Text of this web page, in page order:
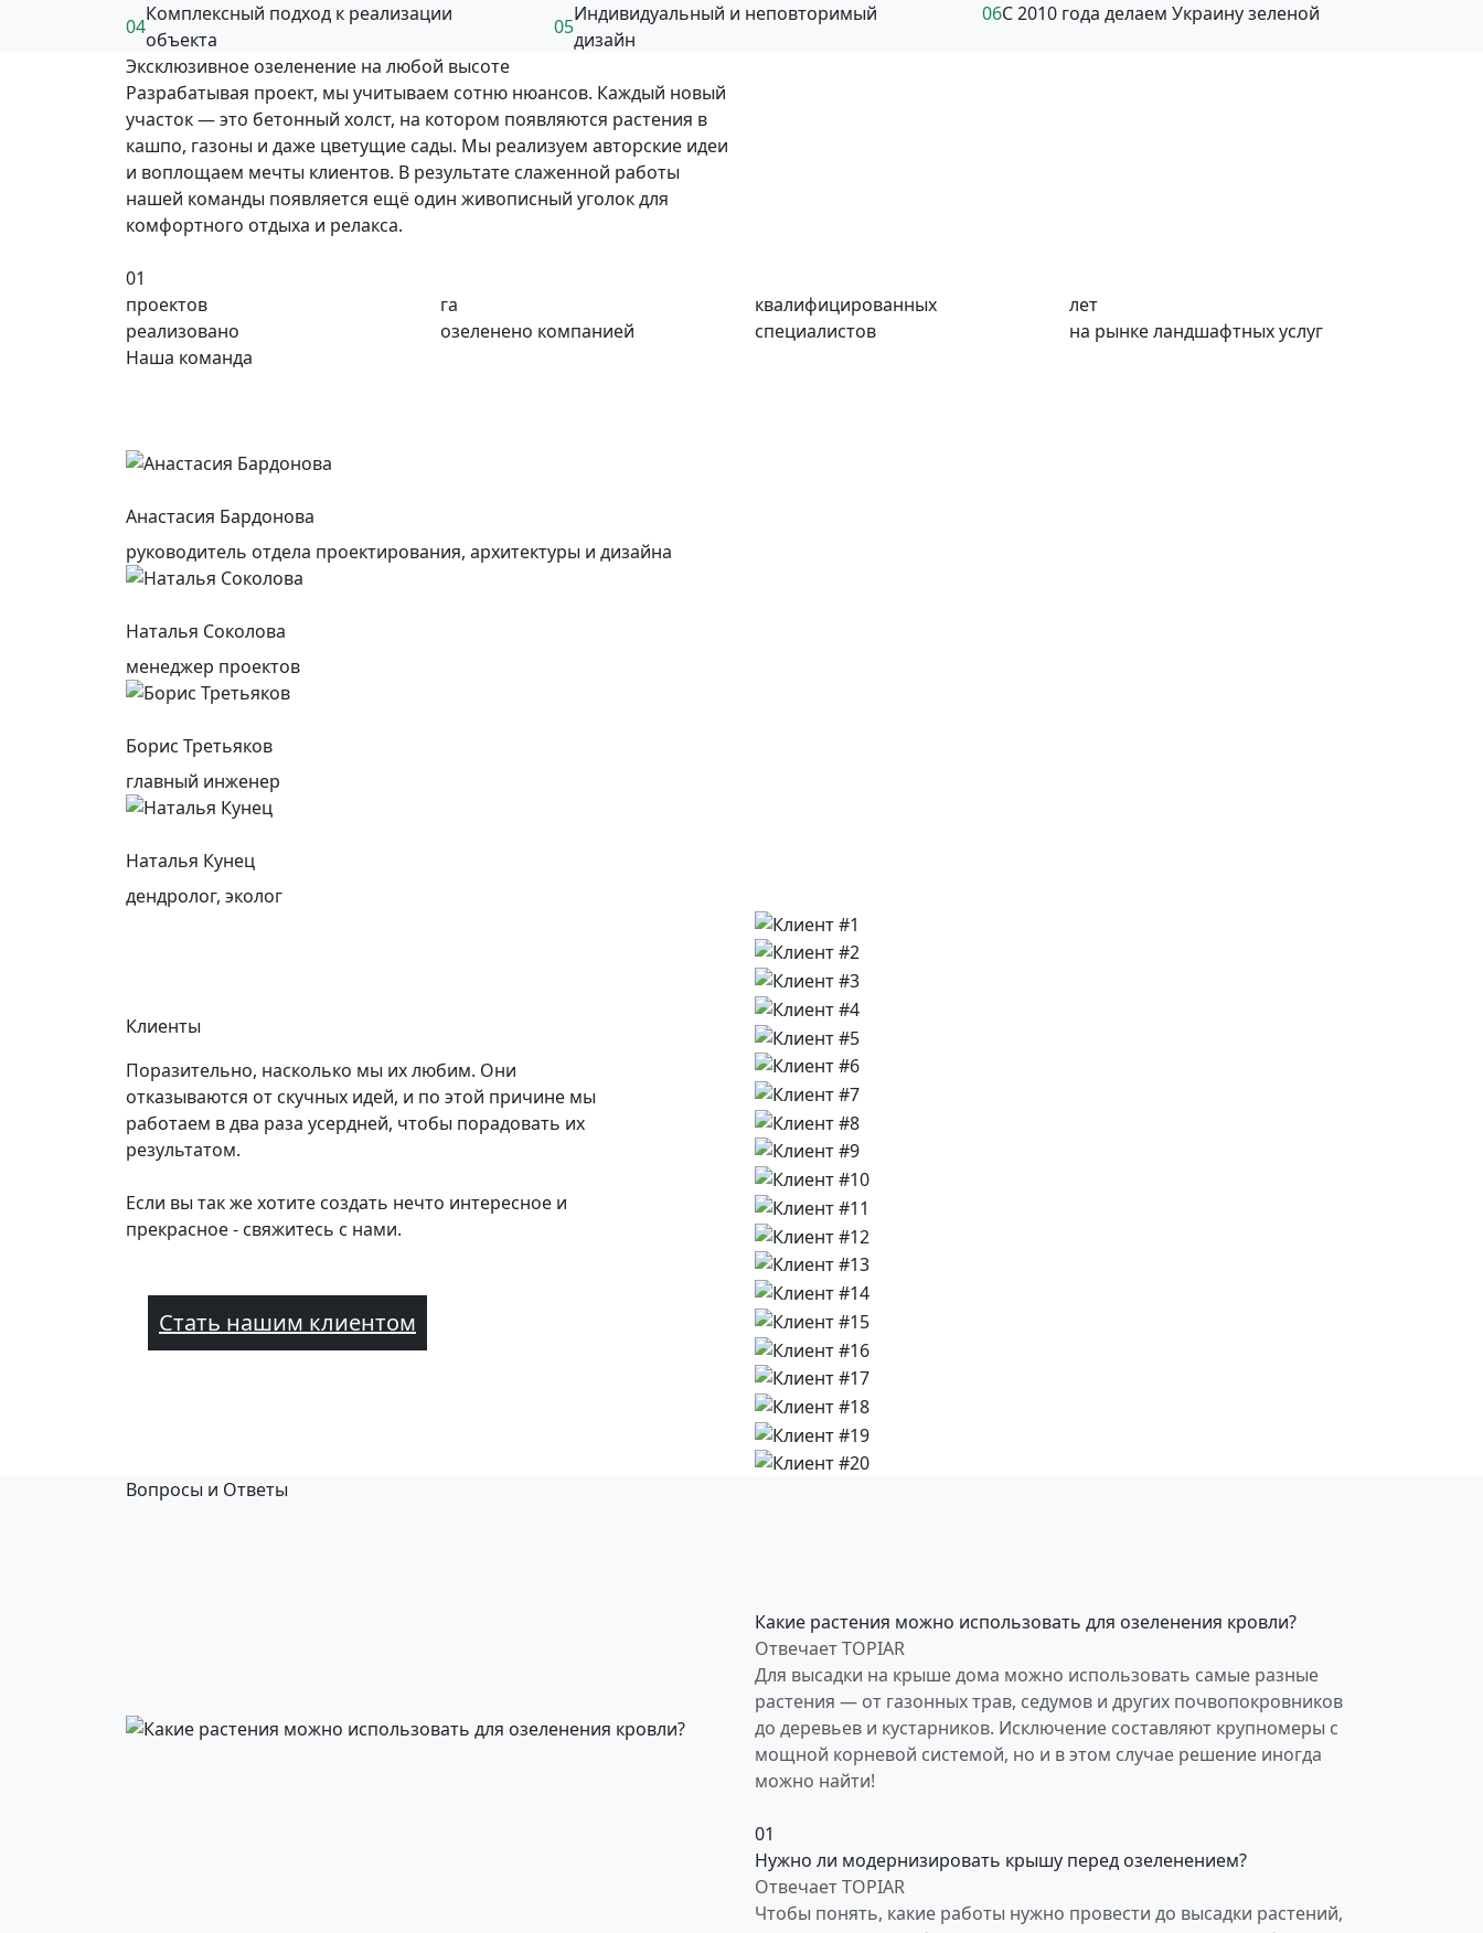
04
Комплексный подход к реализации
объекта
05
Индивидуальный и неповторимый
дизайн
06С 2010 года делаем Украину зеленой
Эксклюзивное озеленение на любой высоте
Разрабатывая проект, мы учитываем сотню нюансов. Каждый новый
участок — это бетонный холст, на котором появляются растения в
кашпо, газоны и даже цветущие сады. Мы реализуем авторские идеи
и воплощаем мечты клиентов. В результате слаженной работы
нашей команды появляется ещё один живописный уголок для
комфортного отдыха и релакса.
01
проектов
реализовано
га
озеленено компанией
квалифицированных
специалистов
лет
на рынке ландшафтных услуг
Наша команда
Анастасия Бардонова
руководитель отдела проектирования, архитектуры и дизайна
Наталья Соколова
менеджер проектов
Борис Третьяков
главный инженер
Наталья Кунец
дендролог, эколог
Клиенты
Поразительно, насколько мы их любим. Они
отказываются от скучных идей, и по этой причине мы
работаем в два раза усердней, чтобы порадовать их
результатом.
Если вы так же хотите создать нечто интересное и
прекрасное - свяжитесь с нами.
Стать нашим клиентом
Вопросы и Ответы
Какие растения можно использовать для озеленения кровли?
Отвечает TOPIAR
Для высадки на крыше дома можно использовать самые разные
растения — от газонных трав, седумов и других почвопокровников
до деревьев и кустарников. Исключение составляют крупномеры с
мощной корневой системой, но и в этом случае решение иногда
можно найти!
01
Нужно ли модернизировать крышу перед озеленением?
Отвечает TOPIAR
Чтобы понять, какие работы нужно провести до высадки растений,